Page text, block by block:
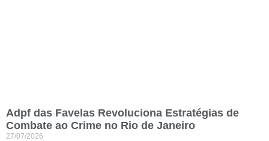
Adpf das Favelas Revoluciona Estratégias de
Combate ao Crime no Rio de Janeiro
27/07/2026